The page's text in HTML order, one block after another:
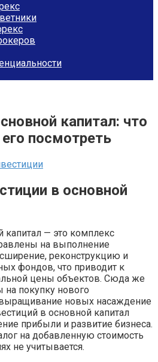
капитал: что
посмотреть
в основной
капитал — это комплекс
на выполнение
реконструкцию и
фондов, что приводит к
цены объектов. Сюда же
на покупку нового
новых насаждение
в основной капитал
прибыли и развитие бизнеса.
на добавленную стоимость
не учитывается.